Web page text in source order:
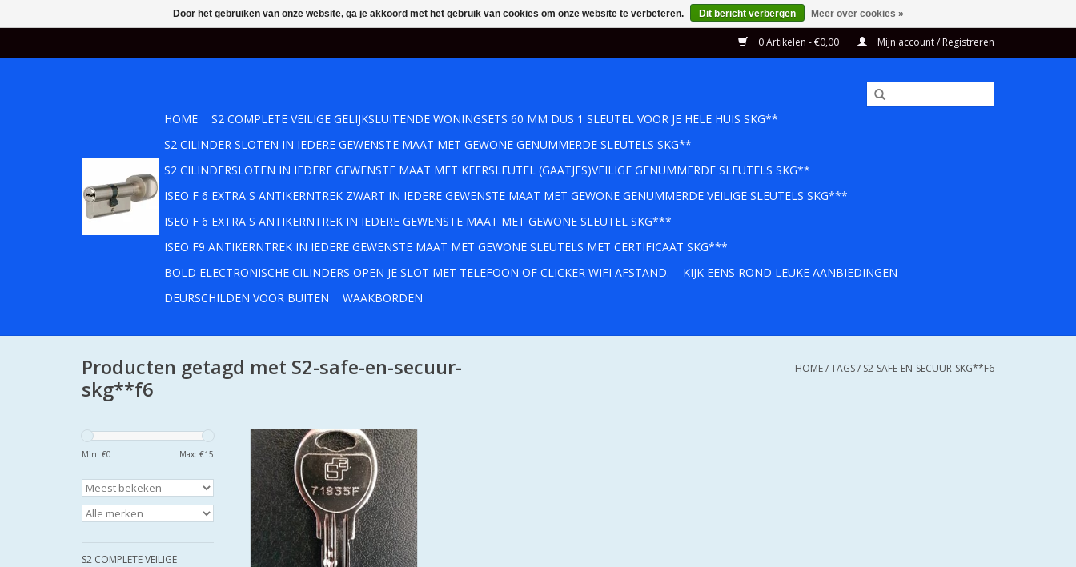
0 Artikelen - €0,00 Mijn account / Registreren
HOME
S2 COMPLETE VEILIGE GELIJKSLUITENDE WONINGSETS 60 MM DUS 1 SLEUTEL VOOR JE HELE HUIS SKG**
S2 CILINDER SLOTEN IN IEDERE GEWENSTE MAAT MET GEWONE GENUMMERDE SLEUTELS SKG**
S2 CILINDERSLOTEN IN IEDERE GEWENSTE MAAT MET KEERSLEUTEL (GAATJES)VEILIGE GENUMMERDE SLEUTELS SKG**
ISEO F 6 EXTRA S ANTIKERNTREK ZWART IN IEDERE GEWENSTE MAAT MET GEWONE GENUMMERDE VEILIGE SLEUTELS SKG***
ISEO F 6 EXTRA S ANTIKERNTREK IN IEDERE GEWENSTE MAAT MET GEWONE SLEUTEL SKG***
ISEO F9 ANTIKERNTREK IN IEDERE GEWENSTE MAAT MET GEWONE SLEUTELS MET CERTIFICAAT SKG***
BOLD ELECTRONISCHE CILINDERS OPEN JE SLOT MET TELEFOON OF CLICKER WIFI AFSTAND.
KIJK EENS ROND LEUKE AANBIEDINGEN
DEURSCHILDEN VOOR BUITEN
WAAKBORDEN
Producten getagd met S2-safe-en-secuur-
skg**f6
HOME/TAGS/ S2-SAFE-EN-SECUUR-SKG**F6
Min: €0 Max: €15
S2 COMPLETE VEILIGE
extra veilig genummerde
keersleutels bij cilinders u kunt
met het sleutelnummer zowel
sleutels als cilinders nabestellen
TOEVOEGEN AAN WINKELWAGEN
Door het gebruiken van onze website, ga je akkoord met het gebruik van cookies om onze website te verbeteren. Dit bericht verbergen Meer over cookies »